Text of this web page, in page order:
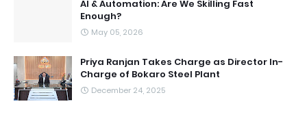
AI & Automation: Are We Skilling Fast
Enough?
May 05, 2026
Priya Ranjan Takes Charge as Director In-
Charge of Bokaro Steel Plant
December 24, 2025